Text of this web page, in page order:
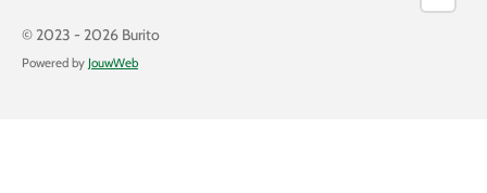
© 2023 - 2026 Burito
Powered by JouwWeb